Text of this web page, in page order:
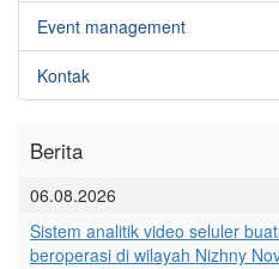
Event management
Kontak
Berita
06.08.2026
Sistem analitik video seluler
beroperasi di wilayah Nizhny